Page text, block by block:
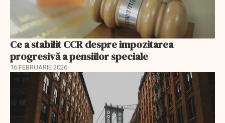
Ce a stabilit CCR despre impozitarea
progresivă a pensiilor speciale
16 FEBRUARIE 2026